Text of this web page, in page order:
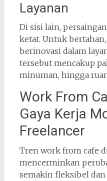
Layanan
Di sisi lain,
ketat. Untuk
berinovasi dalam
tersebut mencakup
minuman, hingga
Work From
Gaya Kerja
Freelancer
Tren work from cafe
mencerminkan
semakin fleksibel